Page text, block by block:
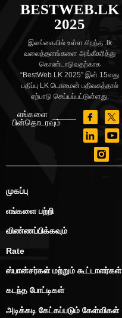
BESTWEB.LK
2025
இலங்கையில் உள்ள சிறந்த .lk
வலைத்தளங்களை அங்கீகரித்து
கொண்டாடுவதற்காக
“BestWeb.LK 2025” இன் 15வது
பதிப்பு LK டொமைன் பதிவகத்தால்
ஏற்பாடு செய்யப்பட்டுள்ளது.
எங்களை
பின்தொடரவும்
முகப்பு
எங்களை பற்றி
விண்ணப்பிக்கவும்
Rate
ஸ்பான்சர்கள் மற்றும் கூட்டாளர்கள்
கடந்த போட்டிகள்
அடிக்கடி கேட்கப்படும் கேள்விகள்